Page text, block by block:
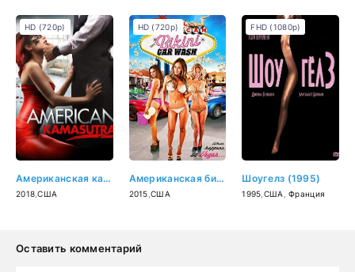
Американская камасутра (2018)
2018 ,США
HD (720p)
Американская бикини-автомойка (2015)
2015 ,США
HD (720p)
Шоугелз (1995)
1995 США ,Франция
FHD (1080p)
Оставить комментарий